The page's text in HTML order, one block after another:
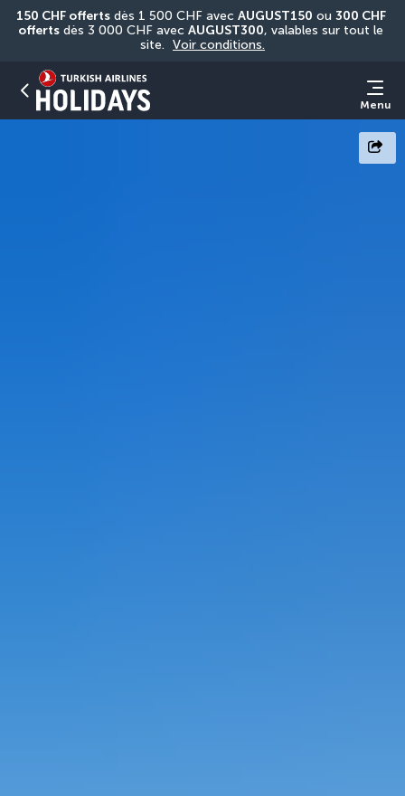
150 CHF offerts dès 1 500 CHF avec AUGUST150 ou 300 CHF
offerts dès 3 000 CHF avec AUGUST300, valables sur tout le
site. Voir conditions.
Menu